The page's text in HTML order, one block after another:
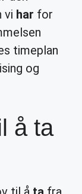
vi har for
timeplan
og
å ta